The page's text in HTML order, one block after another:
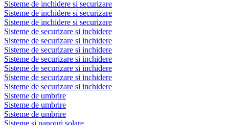
Sisteme de inchidere si securizare
Sisteme de inchidere si securizare
Sisteme de inchidere si securizare
Sisteme de securizare si inchidere
Sisteme de securizare si inchidere
Sisteme de securizare si inchidere
Sisteme de securizare si inchidere
Sisteme de securizare si inchidere
Sisteme de securizare si inchidere
Sisteme de securizare si inchidere
Sisteme de umbrire
Sisteme de umbrire
Sisteme de umbrire
Sisteme si panouri solare